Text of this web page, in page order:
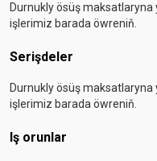
Durnukly ösüş
işlerimiz barada öwreniň.
Serişdeler
Durnukly ösüş
işlerimiz barada öwreniň.
Iş orunlar